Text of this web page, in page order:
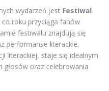
wydarzeń jest Festiwal
co roku przyciąga fanów
festiwalu znajdują się
performanse literackie.
literackiej, staje się idealnym
oraz celebrowania